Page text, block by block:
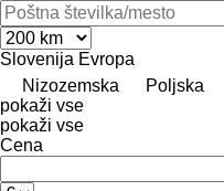
Slovenija Evropa
Nizozemska
Poljska
pokaži vse
pokaži vse
Cena